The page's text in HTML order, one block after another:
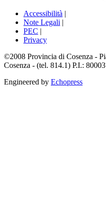
Accessibilità |
Note Legali |
PEC |
Privacy
©2008 Provincia di Cosenza -
Cosenza - (tel. 814.1) P.I.:
Engineered by Echopress